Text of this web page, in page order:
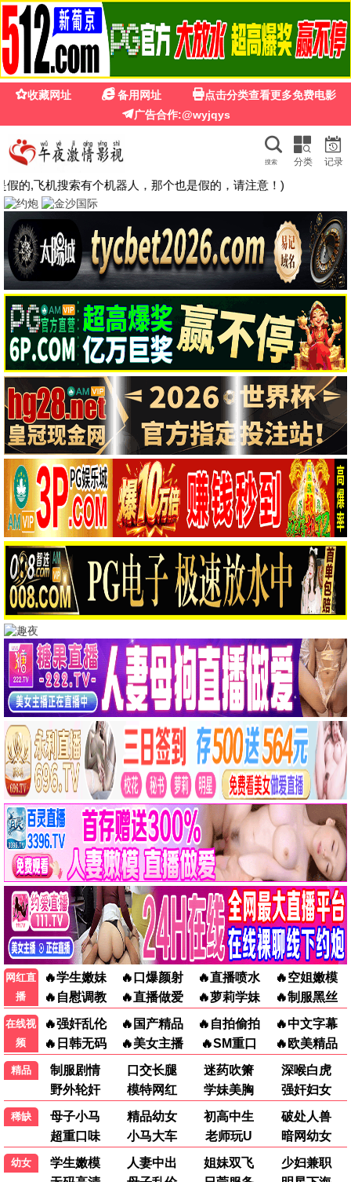
🍉光棍影院免费在线观看 ☰